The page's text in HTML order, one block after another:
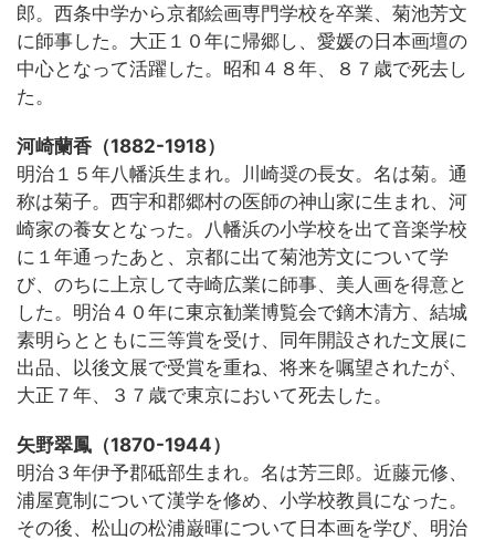
郎。西条中学から京都絵画専門学校を卒業、菊池芳文
に師事した。大正１０年に帰郷し、愛媛の日本画壇の
中心となって活躍した。昭和４８年、８７歳で死去し
た。
河崎蘭香（1882-1918）
明治１５年八幡浜生まれ。川崎奨の長女。名は菊。通
称は菊子。西宇和郡郷村の医師の神山家に生まれ、河
崎家の養女となった。八幡浜の小学校を出て音楽学校
に１年通ったあと、京都に出て菊池芳文について学
び、のちに上京して寺崎広業に師事、美人画を得意と
した。明治４０年に東京勧業博覧会で鏑木清方、結城
素明らとともに三等賞を受け、同年開設された文展に
出品、以後文展で受賞を重ね、将来を嘱望されたが、
大正７年、３７歳で東京において死去した。
矢野翠鳳（1870-1944）
明治３年伊予郡砥部生まれ。名は芳三郎。近藤元修、
浦屋寛制について漢学を修め、小学校教員になった。
その後、松山の松浦巌暉について日本画を学び、明治